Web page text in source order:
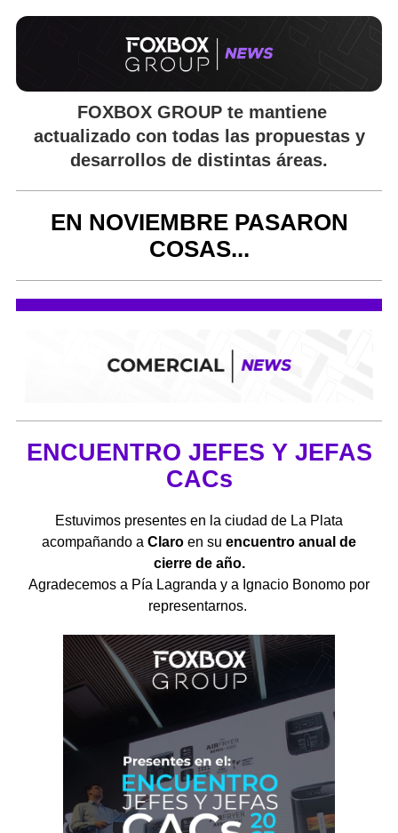
FOXBOX GROUPte mantiene
actualizado con todas las propuestas y
desarrollos de distintas áreas.
EN NOVIEMBRE PASARON
COSAS...
ENCUENTRO JEFES Y JEFAS
CACs
Estuvimos presentes en la ciudad de La Plata
acompañando a Claro en su encuentro anual de
cierre de año.
Agradecemos a Pía Lagranda y a Ignacio Bonomo por
representarnos.